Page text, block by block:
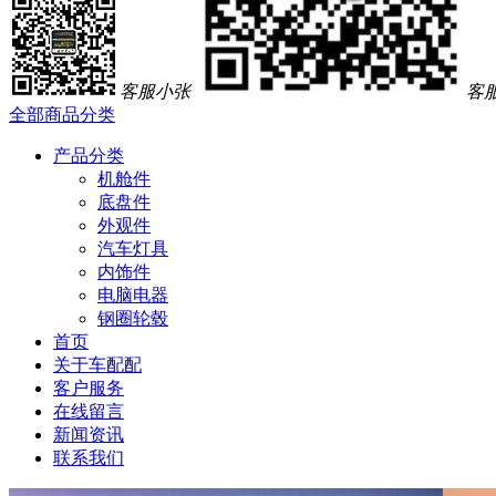
客服小张
客
全部商品分类
产品分类
机舱件
底盘件
外观件
汽车灯具
内饰件
电脑电器
钢圈轮毂
首页
关于车配配
客户服务
在线留言
新闻资讯
联系我们